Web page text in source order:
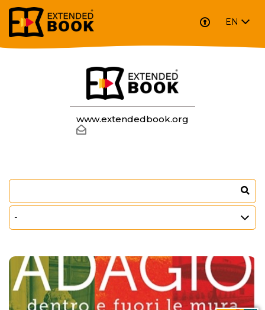
EN
EXTENDED BOOK
www.extendedbook.org